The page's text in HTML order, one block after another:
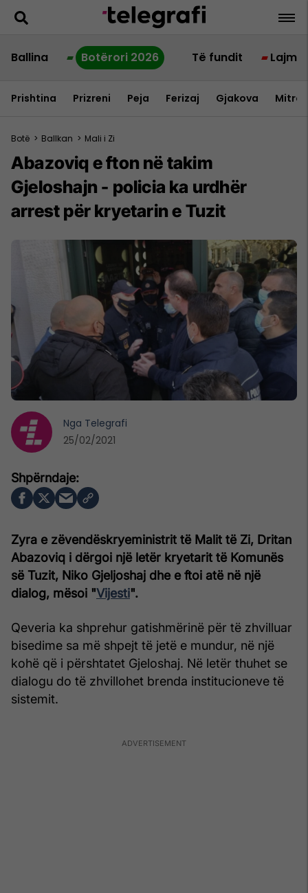
Ballina Botërori 2026 Të fundit Lajme
Prishtina Prizreni Peja Ferizaj Gjakova
Botë > Ballkan > Mali i Zi
Abazoviq e fton në takim
Gjeloshajn - policia ka urdhër
arrest për kryetarin e Tuzit
Zyra e zëvendëskryeministrit të Malit të Zi, Dritan
Abazoviq i dërgoi një letër kryetarit të Komunës
së Tuzit, Niko Gjeljoshaj dhe e ftoi atë në një
dialog, mësoi "Vijesti".
Qeveria ka shprehur gatishmërinë për të zhvilluar
bisedime sa më shpejt të jetë e mundur, në një
kohë që i përshtatet Gjeloshaj. Në letër thuhet se
dialogu do të zhvillohet brenda institucioneve të
sistemit.
Nga Telegrafi
25/02/2021